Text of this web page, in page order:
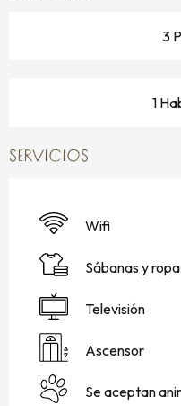
3
1
SERVICIOS
Wifi
Sábanas y
Televisión
Ascensor
Se aceptan